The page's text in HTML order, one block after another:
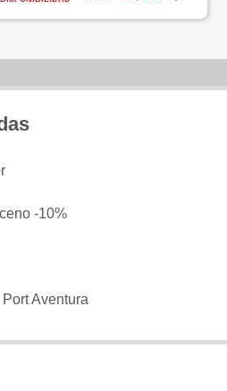
-10%
Aventura